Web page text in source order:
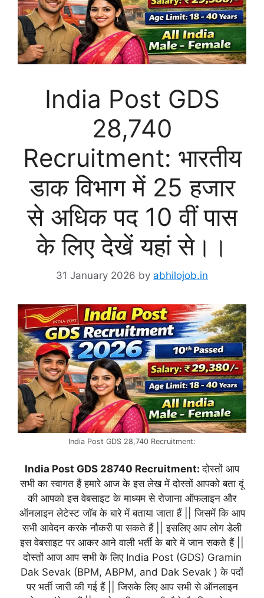
India Post GDS
28,740
Recruitment: भारतीय
डाक विभाग में 25 हजार
से अधिक पद 10 वीं पास
के लिए देखें यहां से।।
31 January 2026 by abhilojob.in
India Post GDS 28,740 Recruitment:
India Post GDS 28740 Recruitment:दोस्तों आप
सभी का स्वागत हैं हमारे आज के इस लेख में दोस्तों आपको बता दूं
की आपको इस वेबसाइट के माध्यम से रोजाना ऑफलाइन और
ऑनलाइन लेटेस्ट जॉब के बारे में बताया जाता हैं || जिसमें कि आप
सभी आवेदन करके नौकरी पा सकते हैं || इसलिए आप लोग डेली
इस वेबसाइट पर आकर आने वाली भर्ती के बारे में जान सकते हैं ||
दोस्तों आज आप सभी के लिए India Post (GDS) Gramin
Dak Sevak (BPM, ABPM, and Dak Sevak ) के पदों
पर भर्ती जारी की गई हैं || जिसके लिए आप सभी से ऑनलाइन